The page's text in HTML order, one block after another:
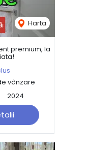
Harta
premium, la
vânzare
2024